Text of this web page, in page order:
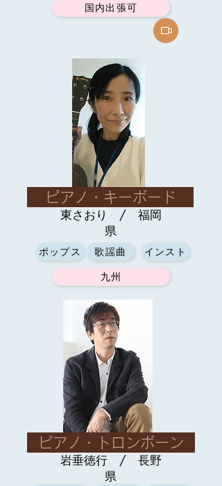
国内出張可
ピアノ・キーボード
東さおり / 福岡
県
ポップス 歌謡曲
インスト
九州
ピアノ・トロンボーン
岩垂徳行 / 長野
県